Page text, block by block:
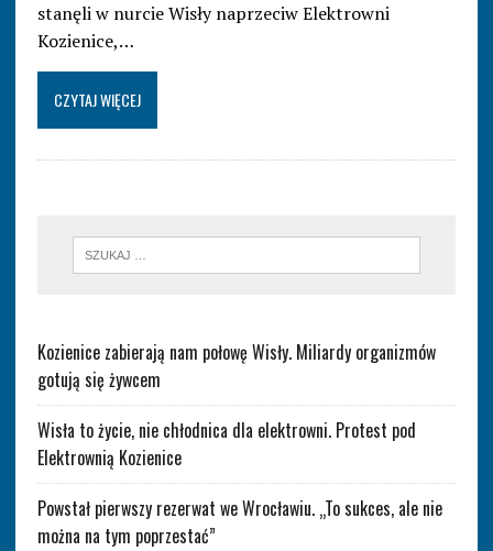
stanęli w nurcie Wisły naprzeciw Elektrowni
Kozienice,…
CZYTAJ WIĘCEJ
Kozienice zabierają nam połowę Wisły. Miliardy organizmów
gotują się żywcem
Wisła to życie, nie chłodnica dla elektrowni. Protest pod
Elektrownią Kozienice
Powstał pierwszy rezerwat we Wrocławiu. „To sukces, ale nie
można na tym poprzestać”